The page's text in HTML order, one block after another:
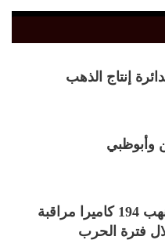
لدائرة إنتاج الذهب
وأبوظبي
مرور الخرطوم: نهب 194 كاميرا مراقبة
فترة الحرب